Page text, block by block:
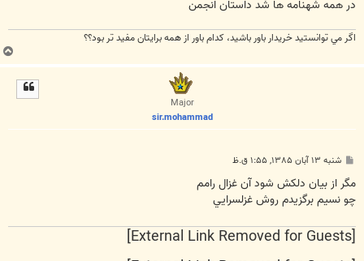
در همه شهنامه ها شد داستان انجمن
اگر مي توانستيد خريدار باور باشيد، كدام باور از همه برايتان مفيد تر بود؟؟
ب
ا
Major
sir.mohammad
پ
ت
شنبه ۱۳ آبان ۱۳۸۵, ۱:۵۵ ق.ظ
مگر از بيان دلکش شود آن غزال رامم
چو نسيم برگزيدم روش غزلسرايي